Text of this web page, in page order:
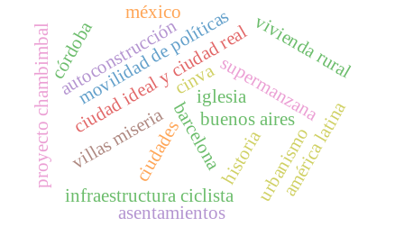
barcelonabuenos aires
supermanzana
ciudad ideal y ciudad real
ciudades américa latina
historia
movilidad de políticas
infraestructura ciclista
cinva vivienda rural
proyecto chambimbalautoconstrucción
villas miseria urbanismo
córdoba
iglesia
asentamientos
méxico